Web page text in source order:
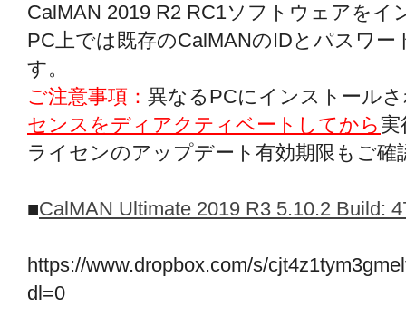
CalMAN 2019 R2 RC1ソフトウェアを
PC上では既存のCalMANのIDとパスワ
す。
ご注意事項： 異なるPCにインストール
センスをディアクティベートしてから 実
ライセンのアップデート有効期限もご確
■CalMAN Ultimate 2019 R3 5.10.2 Build:
https://www.dropbox.com/s/
dl=0